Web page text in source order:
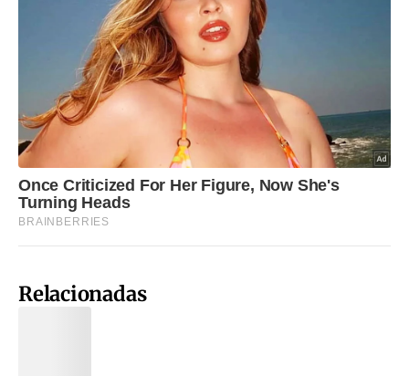
Relacionadas